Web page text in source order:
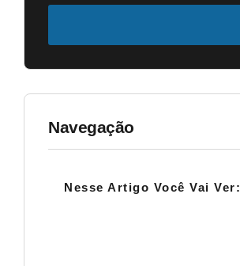
Navegação
Nesse Artigo Você Vai Ver: